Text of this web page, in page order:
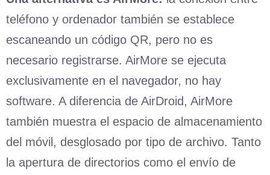
teléfono y ordenador también se establece
escaneando un código QR, pero no es
necesario registrarse. AirMore se ejecuta
exclusivamente en el navegador, no hay
software. A diferencia de AirDroid, AirMore
también muestra el espacio de almacenamiento
del móvil, desglosado por tipo de archivo. Tanto
la apertura de directorios como el envío de